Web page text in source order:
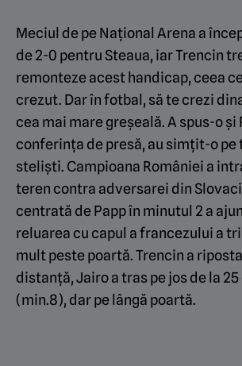
Meciul de pe Național Arena a
de 2-0 pentru Steaua, iar Trencin
remonteze acest handicap, ceea
crezut. Dar în fotbal, să te crezi
cea mai mare greșeală. A spus-o și
conferința de presă, au simțit-o
steliști. Campioana României a
teren contra adversarei din
centrată de Papp în minutul 2 a
reluarea cu capul a francezului a
mult peste poartă. Trencin a
distanță, Jairo a tras pe jos de la
(min.8), dar pe lângă poartă.